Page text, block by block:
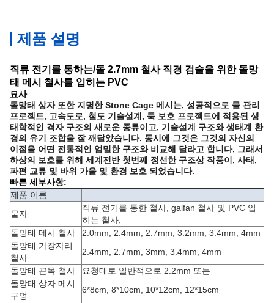
제품 설명
직류 전기를 통하는/돌 2.7mm 철사 직경 검술을 위한 돌망
태 메시 철사를 입히는 PVC
묘사
돌망태 상자 또한 지명한 Stone Cage 메시는, 성공적으로 물 관리
프로젝트, 고속도로, 철도 기술설계, 둑 보호 프로젝트에 적용된 생
태학적인 격자 구조의 새로운 종류이고, 기술설계 구조와 생태계 환
경의 유기 조합을 잘 깨달았습니다. 동시에 그것은 그것의 자신의
이점을 어떤 전통적인 엄밀한 구조와 비교해 달라고 합니다, 그래서
하상의 보호를 위해 세계전반 첫번째 정선한 구조상 작풍이, 사태,
파편 교류 및 바위 가을 및 환경 보호 되었습니다.
빠른 세부사항:
제품 이름
물자
직류 전기를 통한 철사, galfan 철사 및 PVC 입
히는 철사,
돌망태 메시 철사
2.0mm, 2.4mm, 2.7mm, 3.2mm, 3.4mm, 4mm
돌망태 가장자리
철사
2.4mm, 2.7mm, 3mm, 3.4mm, 4mm
돌망태 끈목 철사
요청대로 일반적으로 2.2mm 또는
돌망태 상자 메시
구멍
6*8cm, 8*10cm, 10*12cm, 12*15cm